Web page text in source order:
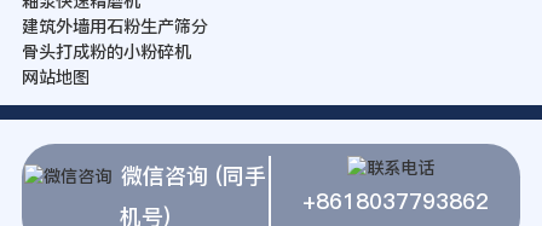
建筑外墙用石粉生产筛分
骨头打成粉的小粉碎机
网站地图
微信咨询 (同手
机号)
+8618037793862